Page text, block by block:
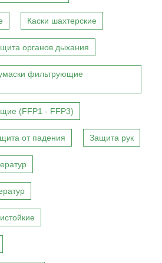
Каски шахтерские
органов дыхания
фильтрующие
(FFP1 - FFP3)
от падения Защита рук